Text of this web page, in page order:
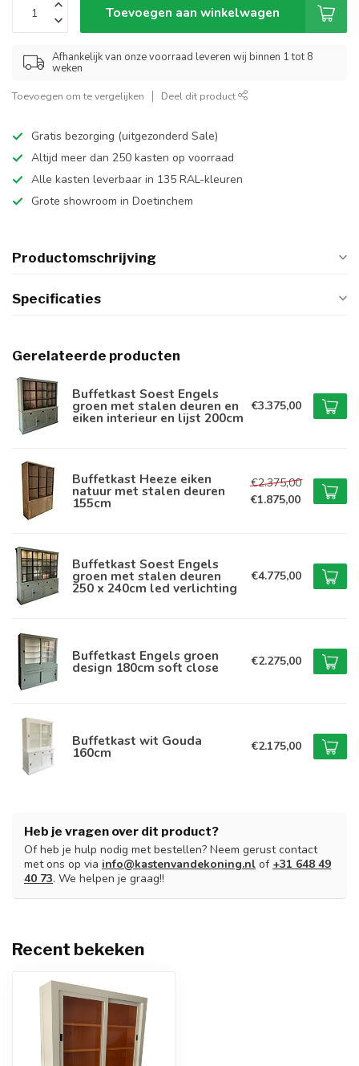
Toevoegen aan winkelwagen
Afhankelijk van onze voorraad leveren wij binnen 1 tot 8
weken
Toevoegen om te vergelijken Deel dit product
Gratis bezorging (uitgezonderd Sale)
Altijd meer dan 250 kasten op voorraad
Alle kasten leverbaar in 135 RAL-kleuren
Grote showroom in Doetinchem
Productomschrijving
Specificaties
Gerelateerde producten
Buffetkast Soest Engels
groen met stalen deuren en
eiken interieur en lijst 200cm
€3.375,00
Buffetkast Heeze eiken
natuur met stalen deuren
155cm
€2.375,00
€1.875,00
Buffetkast Soest Engels
groen met stalen deuren
250 x 240cm led verlichting
€4.775,00
Buffetkast Engels groen
design 180cm soft close €2.275,00
Buffetkast wit Gouda
160cm €2.175,00
Heb je vragen over dit product?
Of heb je hulp nodig met bestellen? Neem gerust contact
met ons op via info@kastenvandekoning.nl of +31 648 49
40 73. We helpen je graag!!
Recent bekeken